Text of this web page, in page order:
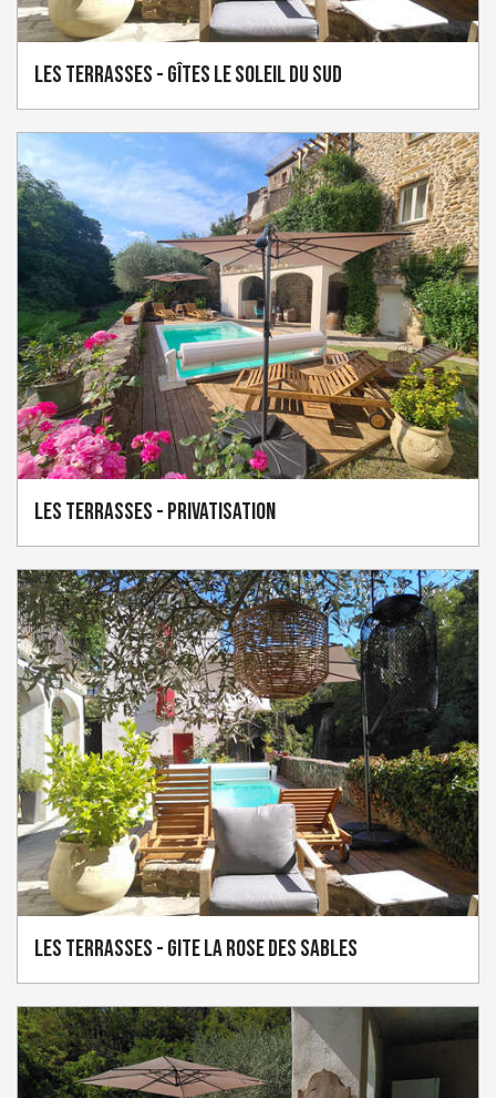
Les Terrasses - Gîtes Le Soleil du Sud
Les Terrasses - privatisation
Les Terrasses - Gite La Rose des Sables